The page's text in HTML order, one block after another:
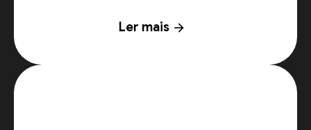
Ler mais arrow_forward